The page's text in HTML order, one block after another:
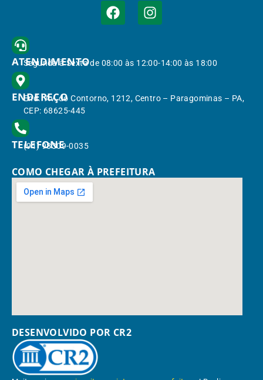
ATENDIMENTO
Segunda à Sexta de 08:00 às 12:00-14:00 às 18:00
ENDEREÇO
End.: Av. do Contorno, 1212, Centro – Paragominas – PA,
CEP: 68625-445
TELEFONE
(91) 98309-0035
COMO CHEGAR À PREFEITURA
DESENVOLVIDO POR CR2